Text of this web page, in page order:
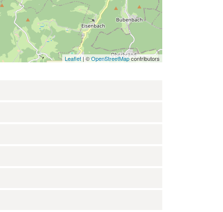
Leaflet| ©OpenStreetMapcontributors